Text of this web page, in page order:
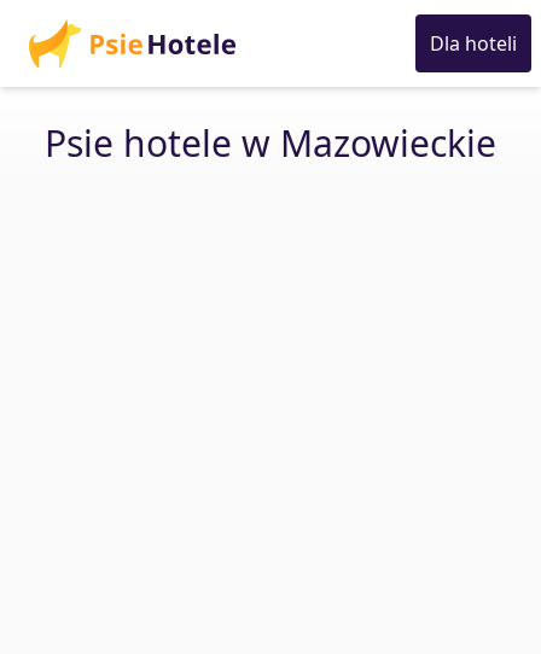
Dla hoteli
Psie hotele w Mazowieckie